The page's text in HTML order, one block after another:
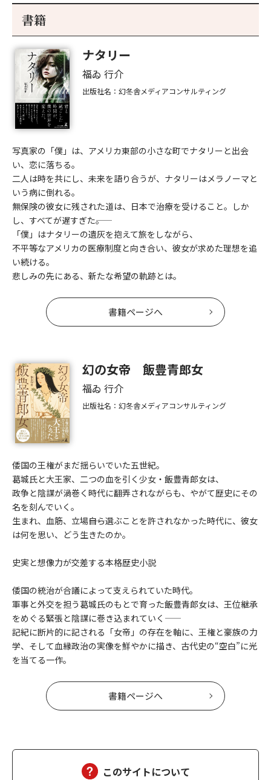
書籍
ナタリー
福ゐ 行介
出版社名：幻冬舎メディアコンサルティング
写真家の「僕」は、アメリカ東部の小さな町でナタリーと出会
い、恋に落ちる。
二人は時を共にし、未来を語り合うが、ナタリーはメラノーマと
いう病に倒れる。
無保険の彼女に残された道は、日本で治療を受けること。しか
し、すべてが遅すぎた――。
「僕」はナタリーの遺灰を抱えて旅をしながら、
不平等なアメリカの医療制度と向き合い、彼女が求めた理想を追
い続ける。
悲しみの先にある、新たな希望の軌跡とは。
書籍ページへ
幻の女帝 飯豊青郎女
福ゐ 行介
出版社名：幻冬舎メディアコンサルティング
倭国の王権がまだ揺らいでいた五世紀。
葛城氏と大王家、二つの血を引く少女・飯豊青郎女は、
政争と陰謀が渦巻く時代に翻弄されながらも、やがて歴史にその
名を刻んでいく。
生まれ、血筋、立場――自ら選ぶことを許されなかった時代に、彼女
は何を思い、どう生きたのか。
史実と想像力が交差する本格歴史小説
倭国の統治が合議によって支えられていた時代。
軍事と外交を担う葛城氏のもとで育った飯豊青郎女は、王位継承
をめぐる緊張と陰謀に巻き込まれていく――
記紀に断片的に記される「女帝」の存在を軸に、王権と豪族の力
学、そして血縁政治の実像を鮮やかに描き、古代史の“空白”に光
を当てる一作。
書籍ページへ
このサイトについて